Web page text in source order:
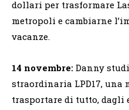
dollari per trasformare
metropoli e cambiarne
vacanze.
14 novembre: Danny
straordinaria LPD17, una
trasportare di tutto,